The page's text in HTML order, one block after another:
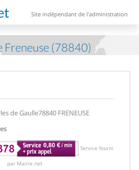
Site indépendant de l'administration
Freneuse (78840)
de Gaulle78840 FRENEUSE
Service fourni
par Mairie.net